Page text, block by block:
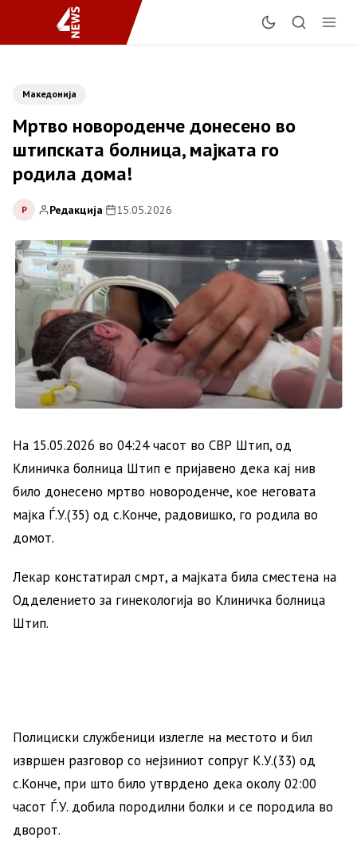
Македонија
Мртво новороденче донесено во
штипската болница, мајката го
родила дома!
Р Редакција| 15.05.2026
На 15.05.2026 во 04:24 часот во СВР Штип, од
Клиничка болница Штип е пријавено дека кај нив
било донесено мртво новороденче, кое неговата
мајка Ѓ.У.(35) од с.Конче, радовишко, го родила во
домот.
Лекар констатирал смрт, а мајката била сместена на
Одделението за гинекологија во Клиничка болница
Штип.
Полициски службеници излегле на местото и бил
извршен разговор со нејзиниот сопруг К.У.(33) од
с.Конче, при што било утврдено дека околу 02:00
часот Ѓ.У. добила породилни болки и се породила во
дворот.